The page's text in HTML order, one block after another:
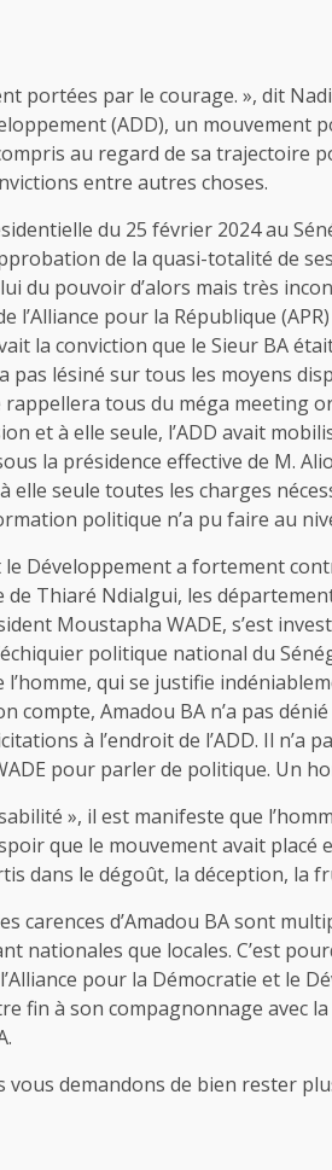
portées par le courage. », dit
(ADD), un mouvement
au regard de sa trajectoire
entre autres choses.
du 25 février 2024 au
de la quasi-totalité de
du pouvoir d’alors mais très
l’Alliance pour la République
la conviction que le Sieur BA
pas lésiné sur tous les moyens
rappellera tous du méga meeting
et à elle seule, l’ADD avait
la présidence effective de M.
elle seule toutes les charges
politique n’a pu faire au
le Développement a fortement
de Thiaré Ndialgui, les
Moustapha WADE, s’est
politique national du
qui se justifie
compte, Amadou BA n’a pas
à l’endroit de l’ADD. Il n’a
pour parler de politique. Un
», il est manifeste que
que le mouvement avait
dans le dégoût, la déception, la
carences d’Amadou BA sont
nationales que locales. C’est
pour la Démocratie et le
fin à son compagnonnage avec
demandons de bien rester